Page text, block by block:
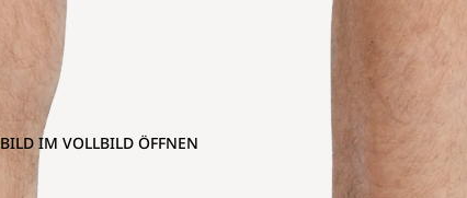
BILD IM VOLLBILD ÖFFNEN